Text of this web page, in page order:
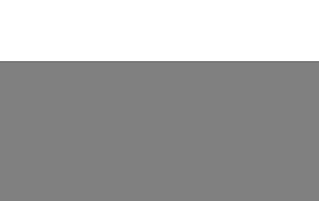
Comparati, Venezia legge i Balcani